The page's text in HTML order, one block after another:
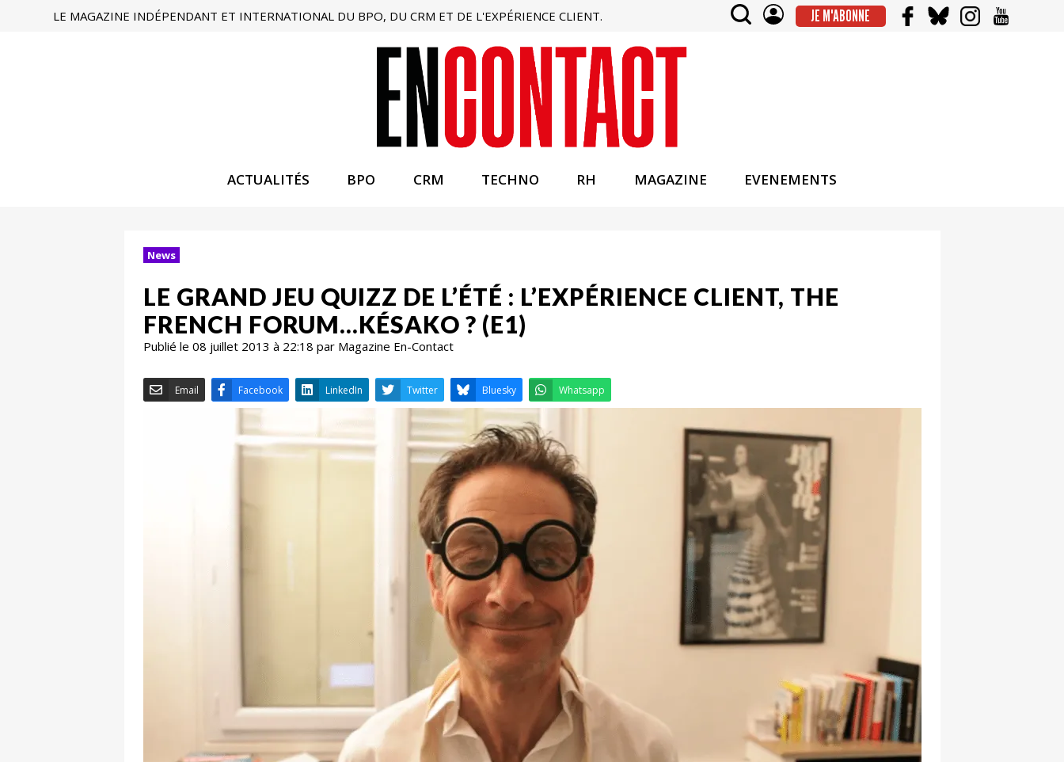
LE MAGAZINE INDÉPENDANT ET INTERNATIONAL DU BPO, DU CRM ET DE L'EXPÉRIENCE CLIENT. JE M'ABONNE
ACTUALITÉS BPO CRM TECHNO RH MAGAZINE EVENEMENTS
News
LE GRAND JEU QUIZZ DE L’ÉTÉ : L’EXPÉRIENCE CLIENT, THE
FRENCH FORUM…KÉSAKO ? (E1)
Publié le 08 juillet 2013 à 22:18 par Magazine En-Contact
LinkedIn Twitter Whatsapp